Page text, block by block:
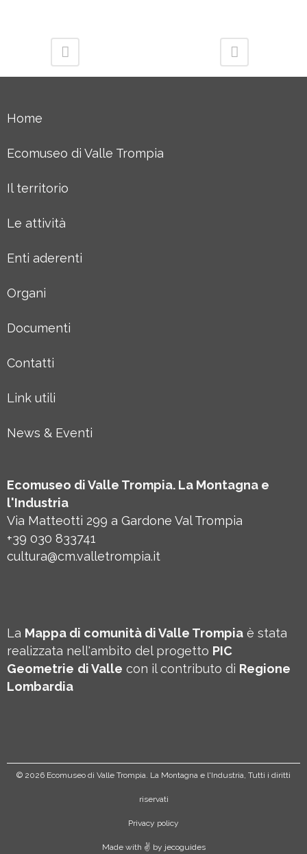
Home
Ecomuseo di Valle Trompia
Il territorio
Le attività
Enti aderenti
Organi
Documenti
Contatti
Link utili
News & Eventi
Ecomuseo di Valle Trompia. La Montagna e
l'Industria
Via Matteotti 299 a Gardone Val Trompia
+39 030 833741
cultura@cm.valletrompia.it
La Mappa di comunità di Valle Trompia è stata
realizzata nell'ambito del progetto PIC
Geometrie di Valle con il contributo di Regione
Lombardia
© 2026 Ecomuseo di Valle Trompia. La Montagna e l'Industria, Tutti i diritti
riservati
Privacy policy
Made with ✌️ by jecoguides